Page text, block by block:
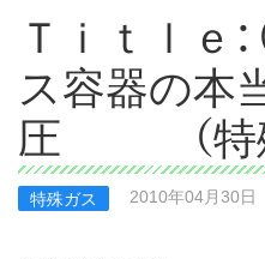
Ｔｉｔｌｅ
ス容器の本
圧 （特殊
特殊ガス 2010年04月30日